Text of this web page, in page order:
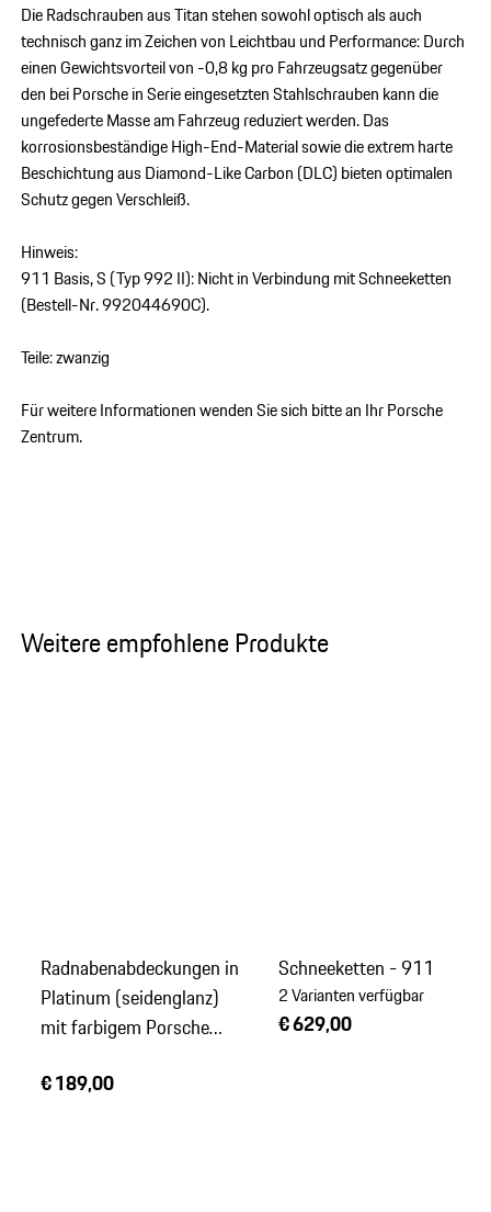
Die Radschrauben aus Titan stehen sowohl optisch als auch
technisch ganz im Zeichen von Leichtbau und Performance: Durch
einen Gewichtsvorteil von -0,8 kg pro Fahrzeugsatz gegenüber
den bei Porsche in Serie eingesetzten Stahlschrauben kann die
ungefederte Masse am Fahrzeug reduziert werden. Das
korrosionsbeständige High-End-Material sowie die extrem harte
Beschichtung aus Diamond-Like Carbon (DLC) bieten optimalen
Schutz gegen Verschleiß.
Hinweis:
911 Basis, S (Typ 992 II): Nicht in Verbindung mit Schneeketten
(Bestell-Nr. 992044690C).
Teile: zwanzig
Für weitere Informationen wenden Sie sich bitte an Ihr Porsche
Zentrum.
Weitere empfohlene Produkte
Radnabenabdeckungen in
Platinum (seidenglanz)
mit farbigem Porsche
€ 189,00
Schneeketten - 911
2 Varianten verfügbar
€ 629,00